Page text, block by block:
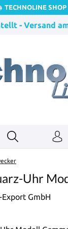
TECHNOLINE SHOP
- Versand
Uhr
GmbH